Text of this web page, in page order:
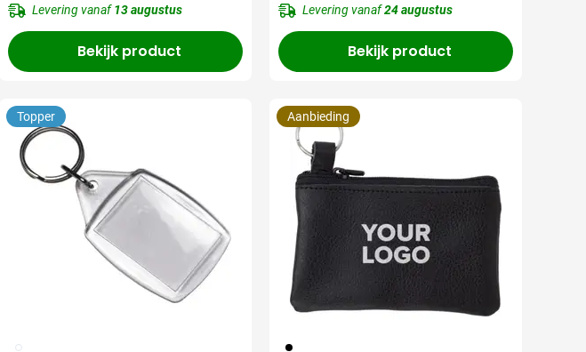
Levering vanaf13 augustus
Bekijk product
Levering vanaf24 augustus
Bekijk product
021
Topper
001
Aanbieding